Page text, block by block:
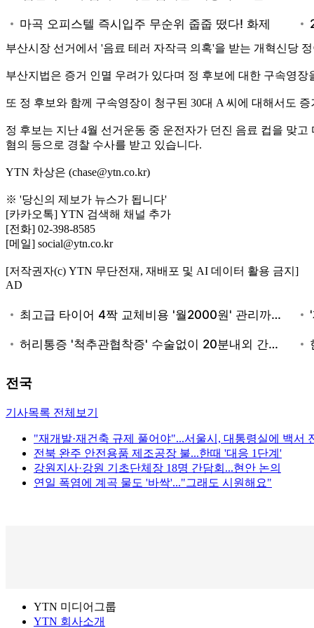
부산시장 선거에서 '음료 테러 자작극 의혹'을 받는 개혁신당
부산지법은 증거 인멸 우려가 있다며 정 후보에 대한 구속영장
또 정 후보와 함께 구속영장이 청구된 30대 A 씨에 대해서도
정 후보는 지난 4월 선거운동 중 운전자가 던진 음료 컵을 맞
혐의 등으로 경찰 수사를 받고 있습니다.
YTN 차상은 (chase@ytn.co.kr)
※ '당신의 제보가 뉴스가 됩니다'
[카카오톡] YTN 검색해 채널 추가
[전화] 02-398-8585
[메일] social@ytn.co.kr
[저작권자(c) YTN 무단전재, 재배포 및 AI 데이터 활용 금지]
AD
전국
기사목록 전체보기
"재개발·재건축 규제 풀어야"...서울시, 대통령실에 백서
전북 완주 안전용품 제조공장 불...한때 '대응 1단계'
강원지사·강원 기초단체장 18명 간담회...현안 논의
연일 폭염에 계곡 물도 '바싹'..."그래도 시원해요"
YTN 미디어그룹
YTN 회사소개